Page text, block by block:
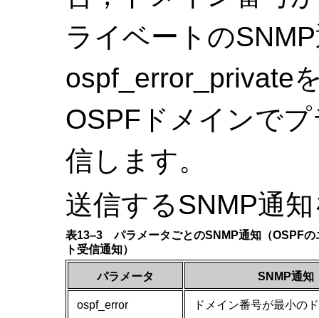
ライベートの
ospf_error_private
OSPFドメインで
信します。
送信するSNMP通
表13‒3 パラメータごとのSNMP通知（OSPFの
ト受信通知）
パラメータ SNMP通知
ospf_error
ドメイン番号が最小の